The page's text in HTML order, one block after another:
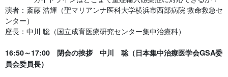
演者：斎藤 浩輝（聖マリアンナ医科大学横浜市西部病院 救命救急セ
ンター）
座長：中川 聡（国立成育医療研究センター集中治療科）
16:50～17:00 閉会の挨拶 中川 聡（日本集中治療医学会GSA委
員会委員長）